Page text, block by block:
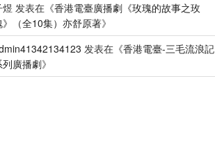
煜 发表在《香港電臺廣播劇《玫瑰的故事之玫
》（全10集）亦舒原著》
发表在《香港電臺-三毛流浪記
列廣播劇》